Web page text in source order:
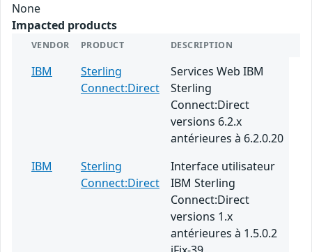
None
Impacted products
VENDOR PRODUCT DESCRIPTION
IBM
Sterling
Connect:Direct
Services Web IBM
Sterling
Connect:Direct
versions 6.2.x
antérieures à 6.2.0.20
IBM
Sterling
Connect:Direct
Interface utilisateur
IBM Sterling
Connect:Direct
versions 1.x
antérieures à 1.5.0.2